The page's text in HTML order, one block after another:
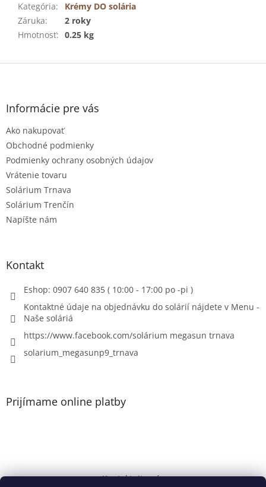
Kategória:
Krémy DO solária
Záruka:
2 roky
Hmotnosť: 0.25 kg
Z
Informácie pre vás
Ako nakupovať
Obchodné podmienky
Podmienky ochrany osobných údajov
Vrátenie tovaru
Solárium Trnava
Solárium Trenčín
Napíšte nám
Kontakt
Eshop: 0907 640 835 ( 10:00 - 17:00 po -pi )
Kontaktné údaje na objednávku do solárií nájdete v Menu -
Naše soláriá
https://www.facebook.com/solárium megasun trnava
solarium_megasunp9_trnava
Prijímame online platby
Kontaktujte nás